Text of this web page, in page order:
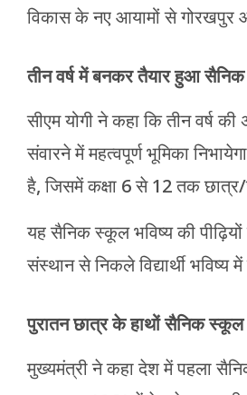
विकास के नए आयामों से गोरखपुर
तीन वर्ष में बनकर तैयार हुआ
सीएम योगी ने कहा कि तीन वर्ष
संवारने में महत्वपूर्ण भूमिका
है, जिसमें कक्षा 6 से 12 तक छात्र/
यह सैनिक स्कूल भविष्य की पीढ़ियों
संस्थान से निकले विद्यार्थी भविष्य
पुरातन छात्र के हाथों सैनिक स्कूल
मुख्यमंत्री ने कहा देश में पहला